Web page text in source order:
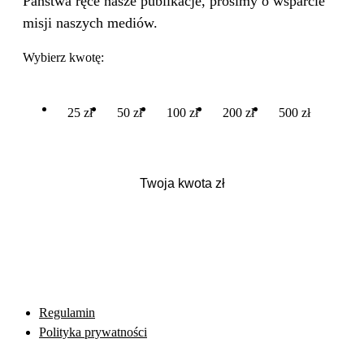
misji naszych mediów.
Wybierz kwotę:
25 zł 50 zł 100 zł 200 zł 500 zł
Regulamin
Polityka prywatności